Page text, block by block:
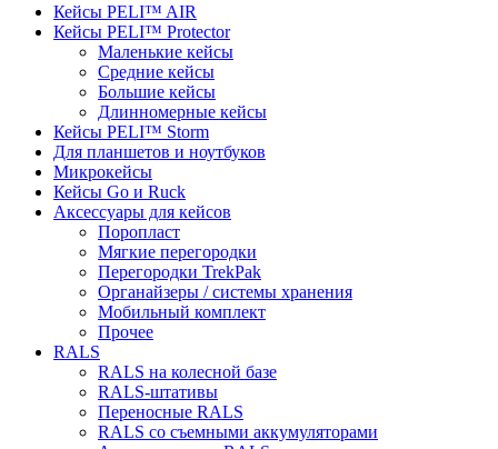
Кейсы PELI™ AIR
Кейсы PELI™ Protector
Маленькие кейсы
Средние кейсы
Большие кейсы
Длинномерные кейсы
Кейсы PELI™ Storm
Для планшетов и ноутбуков
Микрокейсы
Кейсы Go и Ruck
Аксессуары для кейсов
Поропласт
Мягкие перегородки
Перегородки TrekPak
Органайзеры / системы хранения
Мобильный комплект
Прочее
RALS
RALS на колесной базе
RALS-штативы
Переносные RALS
RALS со съемными аккумуляторами